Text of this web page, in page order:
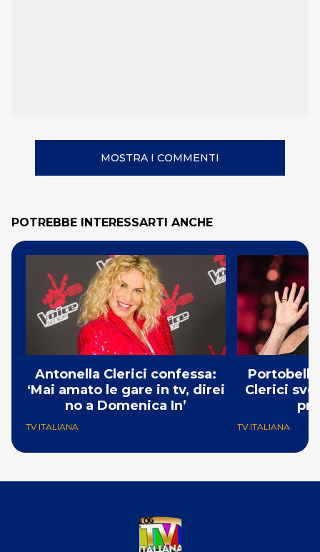
MOSTRA I COMMENTI
POTREBBE INTERESSARTI ANCHE
Antonella Clerici confessa:
‘Mai amato le gare in tv, direi
no a Domenica In’
TV ITALIANA
Clerici
TV ITALIANA